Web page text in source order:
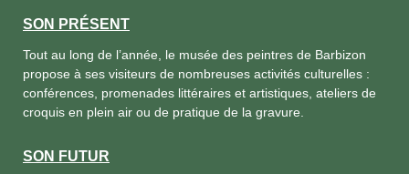
SON PRÉSENT
Tout au long de l’année, le musée des peintres de Barbizon
propose à ses visiteurs de nombreuses activités culturelles :
conférences, promenades littéraires et artistiques, ateliers de
croquis en plein air ou de pratique de la gravure.
SON FUTUR